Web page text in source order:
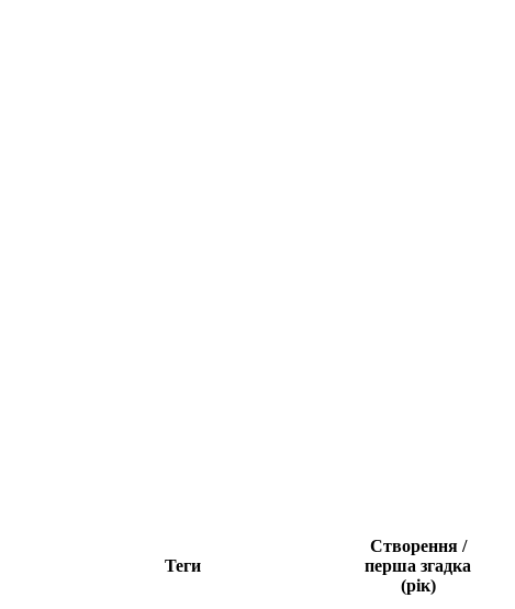
Теги
Створення /
перша згадка
(рік)